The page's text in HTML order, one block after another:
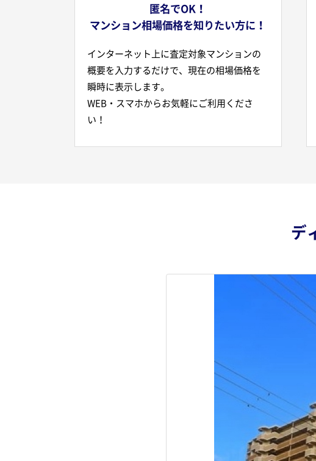
匿名でOK！
マンション相場価格を知りたい方に！
インターネット上に査定対象マンションの
概要を入力するだけで、現在の相場価格を
瞬時に表示します。
WEB・スマホからお気軽にご利用くださ
い！
デ